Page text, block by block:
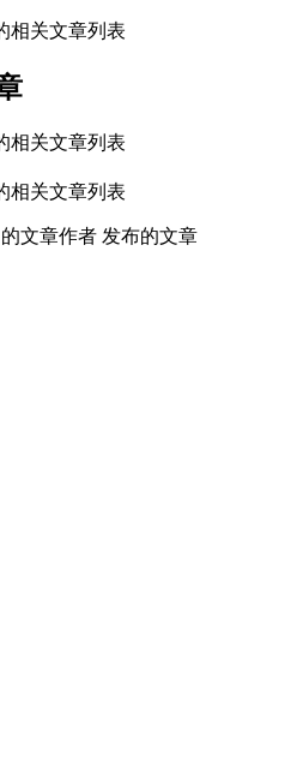
相关文章列表
相关文章列表
相关文章列表
的文章作者 发布的文章